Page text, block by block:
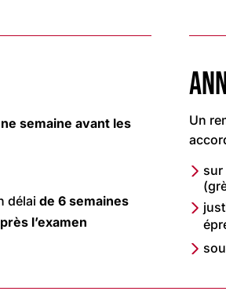
semaine avant les
délai de 6 semaines
l’examen
Un
sur